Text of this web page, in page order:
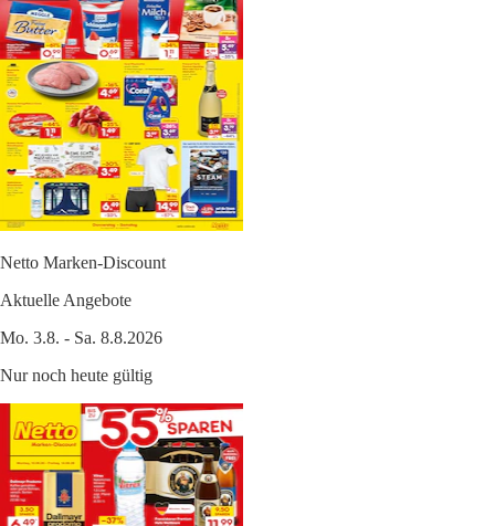
Netto Marken-Discount
Aktuelle Angebote
Mo. 3.8. - Sa. 8.8.2026
Nur noch heute gültig